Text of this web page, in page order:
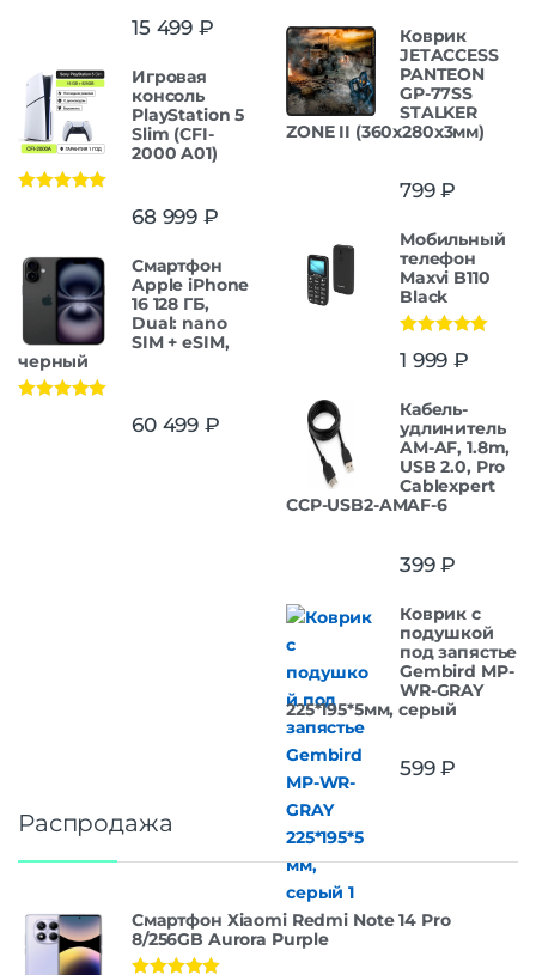
15 499 ₽
Игровая
консоль
PlayStation 5
Slim (CFI-
2000 A01)
68 999 ₽
Смартфон
Apple iPhone
16 128 ГБ,
Dual: nano
SIM + eSIM,
черный
60 499 ₽
Коврик
JETACCESS
PANTEON
GP-77SS
STALKER
ZONE II (360x280x3мм)
799₽
Мобильный
телефон
Maxvi B110
Black
из 5
1 999 ₽
Кабель-
удлинитель
AM-AF, 1.8m,
USB 2.0, Pro
Cablexpert
CCP-USB2-AMAF-6
399₽
Коврик с
подушкой
под запястье
Gembird MP-
WR-GRAY
225*195*5мм, серый
599₽
Распродажа
Смартфон Xiaomi Redmi Note 14 Pro
8/256GB Aurora Purple